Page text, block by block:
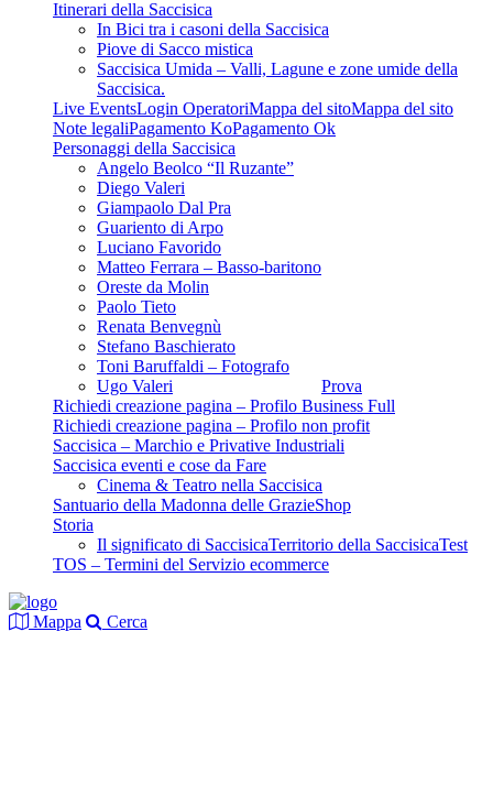
Itinerari della Saccisica
In Bici tra i casoni della Saccisica
Piove di Sacco mistica
Saccisica Umida – Valli, Lagune e zone umide della
Saccisica.
Live EventsLogin OperatoriMappa del sitoMappa del sito
Note legaliPagamento KoPagamento Ok
Personaggi della Saccisica
Angelo Beolco “Il Ruzante”
Diego Valeri
Giampaolo Dal Pra
Guariento di Arpo
Luciano Favorido
Matteo Ferrara – Basso-baritono
Oreste da Molin
Paolo Tieto
Renata Benvegnù
Stefano Baschierato
Toni Baruffaldi – Fotografo
Ugo Valeri
Prova
Richiedi creazione pagina – Profilo Business Full
Richiedi creazione pagina – Profilo non profit
Saccisica – Marchio e Privative Industriali
Saccisica eventi e cose da Fare
Cinema & Teatro nella Saccisica
Santuario della Madonna delle GrazieShop
Storia
Il significato di SaccisicaTerritorio della SaccisicaTest
TOS – Termini del Servizio ecommerce
Mappa Cerca